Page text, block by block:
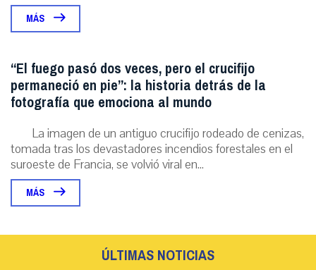
MÁS
“El fuego pasó dos veces, pero el crucifijo
permaneció en pie”: la historia detrás de la
fotografía que emociona al mundo
La imagen de un antiguo crucifijo rodeado de cenizas,
tomada tras los devastadores incendios forestales en el
suroeste de Francia, se volvió viral en...
MÁS
ÚLTIMAS NOTICIAS